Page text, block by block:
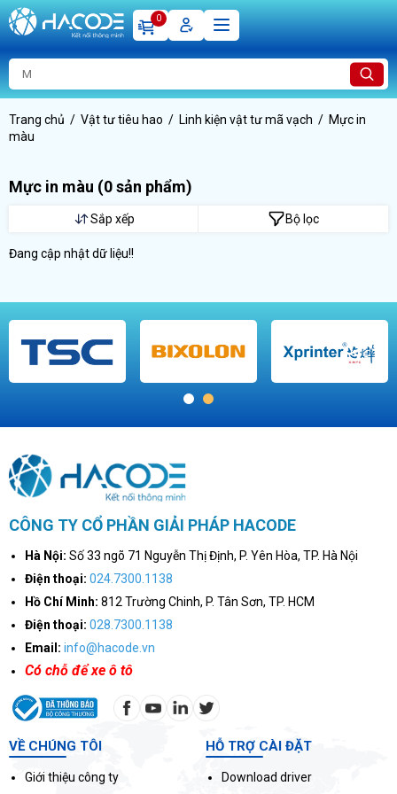
0
Trang chủ Vật tư tiêu hao Linh kiện vật tư mã vạch
Mực in
màu
Mực in màu (0 sản phẩm)
Sắp xếp Bộ lọc
Đang cập nhật dữ liệu!!
1 2
CÔNG TY CỔ PHẦN GIẢI PHÁP HACODE
Hà Nội: Số 33 ngõ 71 Nguyễn Thị Định, P. Yên Hòa, TP. Hà Nội
Điện thoại: 024.7300.1138
Hồ Chí Minh: 812 Trường Chinh, P. Tân Sơn, TP. HCM
Điện thoại: 028.7300.1138
Email: info@hacode.vn
Có chỗ để xe ô tô
VỀ CHÚNG TÔI
Giới thiệu công ty
HỖ TRỢ CÀI ĐẶT
Download driver